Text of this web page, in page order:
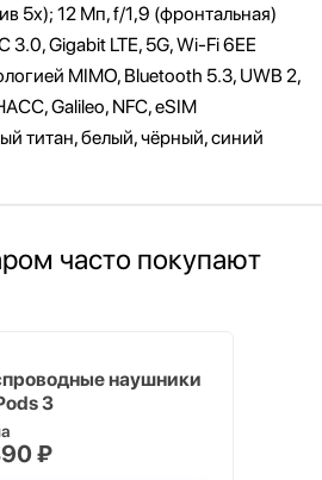
5х); 12 Мп, f/1,9 (фронтальная)
3.0, Gigabit LTE, 5G, Wi‑Fi 6EE
MIMO, Bluetooth 5.3, UWB 2,
Galileo, NFC, eSIM
титан, белый, чёрный, синий
часто покупают
наушники
3
₽